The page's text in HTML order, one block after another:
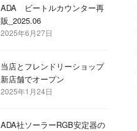
ADA ビートルカウンター再
販_2025.06
2025年6月27日
当店とフレンドリーショップ
新店舗でオープン
2025年1月24日
ADA社ソーラーRGB安定器の